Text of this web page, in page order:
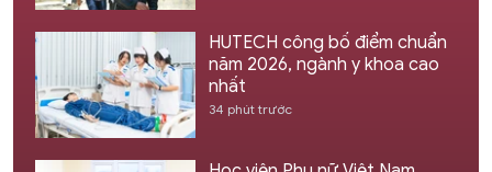
HUTECH công bố điểm chuẩn
năm 2026, ngành y khoa cao
nhất
34 phút trước